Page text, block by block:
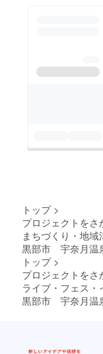
トップ >
プロジェクトをさ
まちづくり・地域
黒部市 宇奈月温
トップ >
プロジェクトをさ
ライブ・フェス・
黒部市 宇奈月温